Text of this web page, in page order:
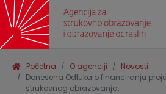
Početna O agenciji
Novosti
Donesena Odluka o financiranju
strukovnog obrazovanja…